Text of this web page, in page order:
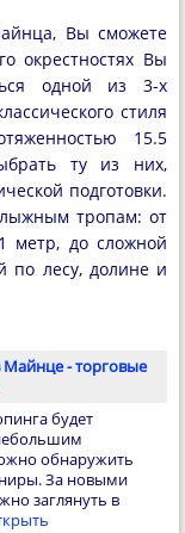
Вы сможете
окрестностях Вы
одной из 3-х
стиля
15.5
ту из них,
подготовки.
тропам: от
метр, до сложной
по лесу, долине и
- торговые
будет
обнаружить
За новыми
заглянуть в